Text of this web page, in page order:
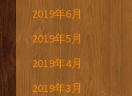
2019年6月
2019年5月
2019年4月
2019年3月